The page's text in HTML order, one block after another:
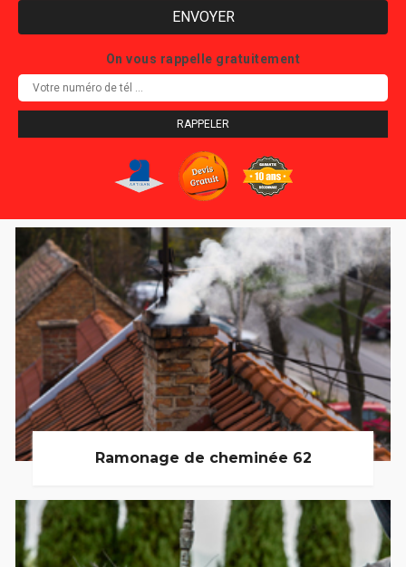
On vous rappelle gratuitement
Ramonage de cheminée 62